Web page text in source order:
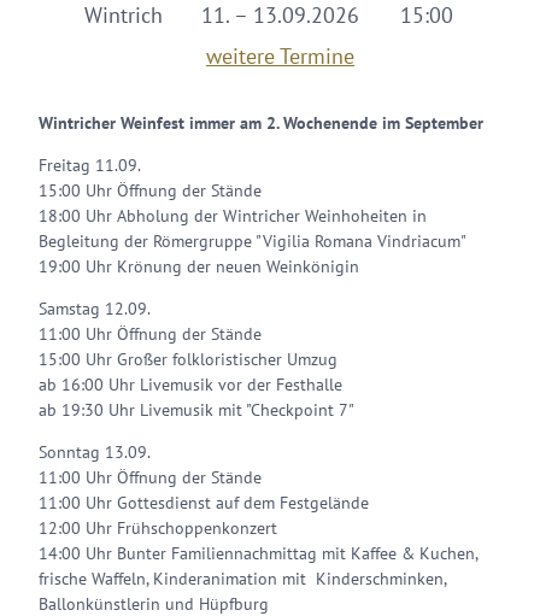
Wintrich
11. – 13.09.2026
weitere Termine
15:00
Wintricher Weinfest immer am 2. Wochenende im September
Freitag 11.09.
15:00 Uhr Öffnung der Stände
18:00 Uhr Abholung der Wintricher Weinhoheiten in
Begleitung der Römergruppe "Vigilia Romana Vindriacum"
19:00 Uhr Krönung der neuen Weinkönigin
Samstag 12.09.
11:00 Uhr Öffnung der Stände
15:00 Uhr Großer folkloristischer Umzug
ab 16:00 Uhr Livemusik vor der Festhalle
ab 19:30 Uhr Livemusik mit "Checkpoint 7"
Sonntag 13.09.
11:00 Uhr Öffnung der Stände
11:00 Uhr Gottesdienst auf dem Festgelände
12:00 Uhr Frühschoppenkonzert
14:00 Uhr Bunter Familiennachmittag mit Kaffee & Kuchen,
frische Waffeln, Kinderanimation mit Kinderschminken,
Ballonkünstlerin und Hüpfburg